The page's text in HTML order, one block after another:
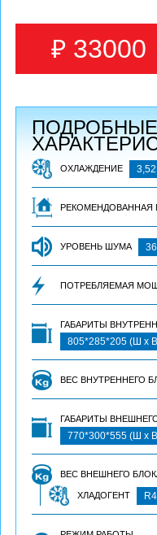
₽ 33000
ПОДРОБНЫЕ
ОХЛАЖДЕНИЕ
РЕКОМЕНДОВАННАЯ
УРОВЕНЬ ШУМА
ПОТРЕБЛЯЕМАЯ
ГАБАРИТЫ
805*285*205 (Ш х
ВЕС ВНУТРЕННЕГО
ГАБАРИТЫ
770*300*555 (Ш х
ВЕС ВНЕШНЕГО
ХЛАДОГЕНТ